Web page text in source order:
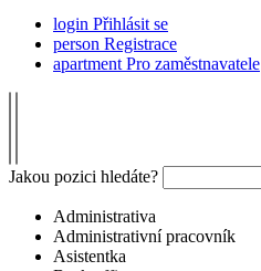
login Přihlásit se
person Registrace
apartmentPro zaměstnavatele
Jakou pozici hledáte?
Administrativa
Administrativní pracovník
Asistentka